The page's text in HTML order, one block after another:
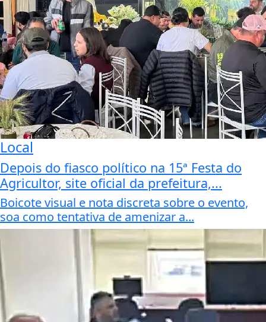
Local
Depois do fiasco político na 15ª Festa do
Agricultor, site oficial da prefeitura,...
Boicote visual e nota discreta sobre o evento,
soa como tentativa de amenizar a...